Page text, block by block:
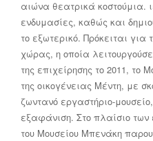
αιώνα θεατρικά κοστούμια.
ενδυμασίες, καθώς και
το εξωτερικό. Πρόκειται για
χώρας, η οποία
της επιχείρησης το 2011,
της οικογένειας Μέντη, με
ζωντανό εργαστήριο-
εξαφάνιση. Στο πλαίσιο των
του Μουσείου Μπενάκη